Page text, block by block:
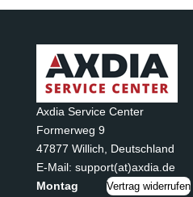
Axdia Service Center
Formerweg 9
47877 Willich
Deutschland
E-Mail: support(at)axdia.de
Montag
Vertrag widerrufen